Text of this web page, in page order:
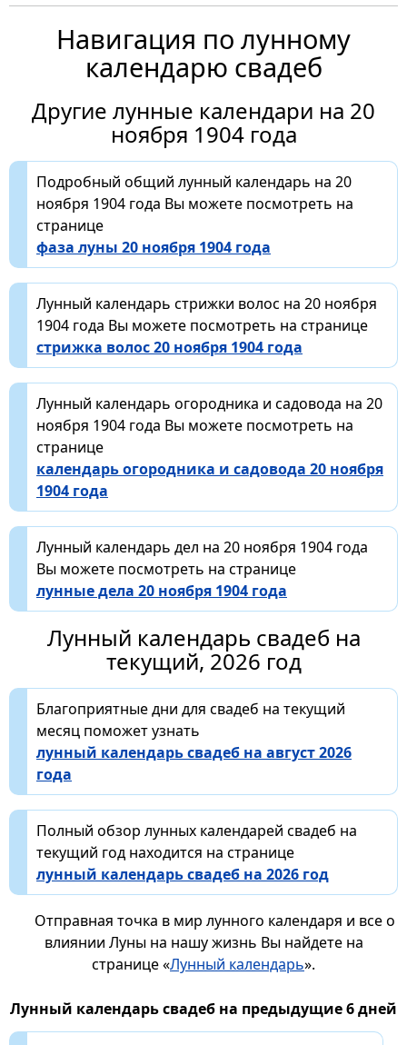
Навигация по лунному
календарю свадеб
Другие лунные календари на 20
ноября 1904 года
Подробный общий лунный календарь на 20
ноября 1904 года Вы можете посмотреть на
странице
фаза луны 20 ноября 1904 года
Лунный календарь стрижки волос на 20 ноября
1904 года Вы можете посмотреть на странице
стрижка волос 20 ноября 1904 года
Лунный календарь огородника и садовода на 20
ноября 1904 года Вы можете посмотреть на
странице
календарь огородника и садовода 20 ноября
1904 года
Лунный календарь дел на 20 ноября 1904 года
Вы можете посмотреть на странице
лунные дела 20 ноября 1904 года
Лунный календарь свадеб на
текущий, 2026 год
Благоприятные дни для свадеб на текущий
месяц поможет узнать
лунный календарь свадеб на август 2026
года
Полный обзор лунных календарей свадеб на
текущий год находится на странице
лунный календарь свадеб на 2026 год
Отправная точка в мир лунного календаря и все о
влиянии Луны на нашу жизнь Вы найдете на
странице «Лунный календарь».
Лунный календарь свадеб на предыдущие 6 дней